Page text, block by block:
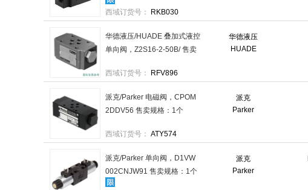
R900328797 售卖规格：1个
西域订货号：
RKB030
华德液压
HUADE
华德液压/HUADE 叠加式液控
单向阀，Z2S16-2-50B/ 售卖
西域订货号：
RFV896
派克
Parker
派克/Parker 电磁阀，CPOM
2DDV56 售卖规格：1个
西域订货号： ATY574
派克
Parker
派克/Parker 单向阀，D1VW
002CNJW91 售卖规格：1个